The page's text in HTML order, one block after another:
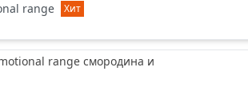
range
Хит
range смородина и